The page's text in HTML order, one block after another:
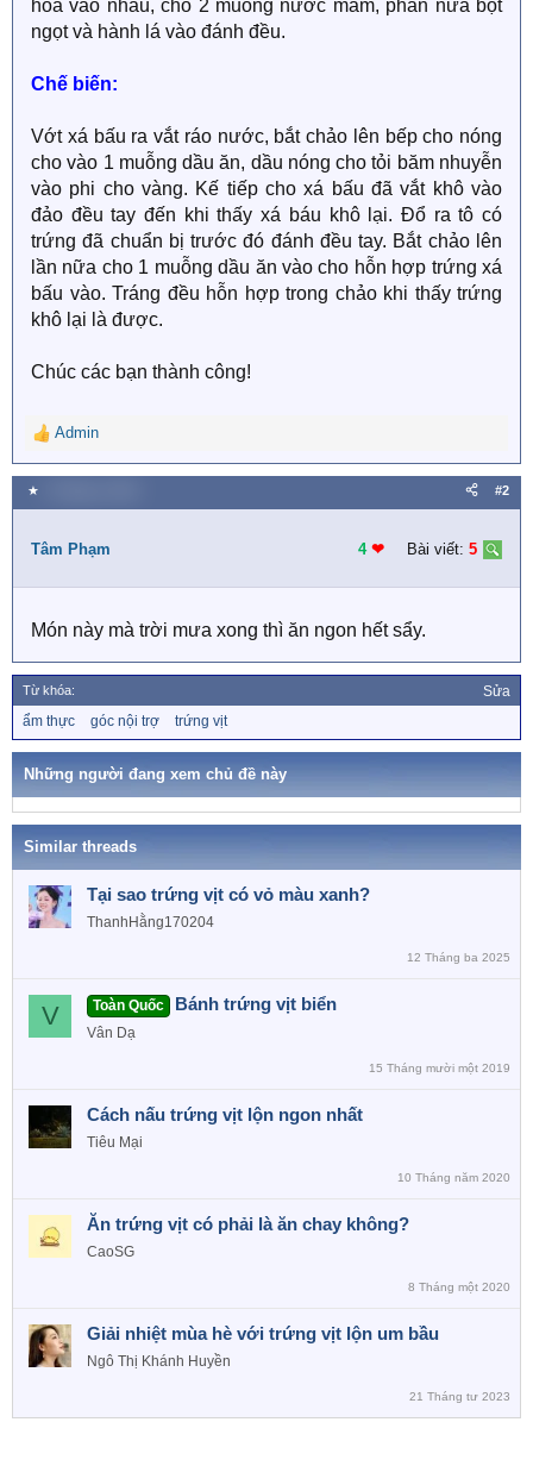
hòa vào nhau, cho 2 muỗng nước mắm, phân nữa bột
ngọt và hành lá vào đánh đều.
Chế biến:
Vớt xá bấu ra vắt ráo nước, bắt chảo lên bếp cho nóng
cho vào 1 muỗng dầu ăn, dầu nóng cho tỏi băm nhuyễn
vào phi cho vàng. Kế tiếp cho xá bấu đã vắt khô vào
đảo đều tay đến khi thấy xá báu khô lại. Đổ ra tô có
trứng đã chuẩn bị trước đó đánh đều tay. Bắt chảo lên
lần nữa cho 1 muỗng dầu ăn vào cho hỗn hợp trứng xá
bấu vào. Tráng đều hỗn hợp trong chảo khi thấy trứng
khô lại là được.
Chúc các bạn thành công!
R
e
a
c
i
n
:
Admin
★ #2
Tâm Phạm 4 ❤︎ Bài viết: 5
Món này mà trời mưa xong thì ăn ngon hết sẩy.
Từ khóa: Sửa
ừ
k
ẩm thực góc nội trợ trứng vịt
Những người đang xem chủ đề này
Similar threads
Tại sao trứng vịt có vỏ màu xanh?
ThanhHằng170204
12 Tháng ba 2025
V Toàn Quốc Bánh trứng vịt biển
Vân Dạ
15 Tháng mười một 2019
Cách nấu trứng vịt lộn ngon nhất
Tiêu Mại
10 Tháng năm 2020
Ăn trứng vịt có phải là ăn chay không?
CaoSG
8 Tháng một 2020
Giải nhiệt mùa hè với trứng vịt lộn um bầu
Ngô Thị Khánh Huyền
21 Tháng tư 2023